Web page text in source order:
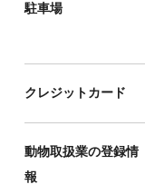
駐車場
クレジットカード
動物取扱業の登録情
報